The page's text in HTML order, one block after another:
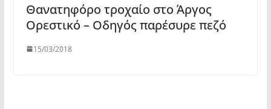
Θανατηφόρο τροχαίο στο Άργος
Ορεστικό – Οδηγός παρέσυρε πεζό
15/03/2018